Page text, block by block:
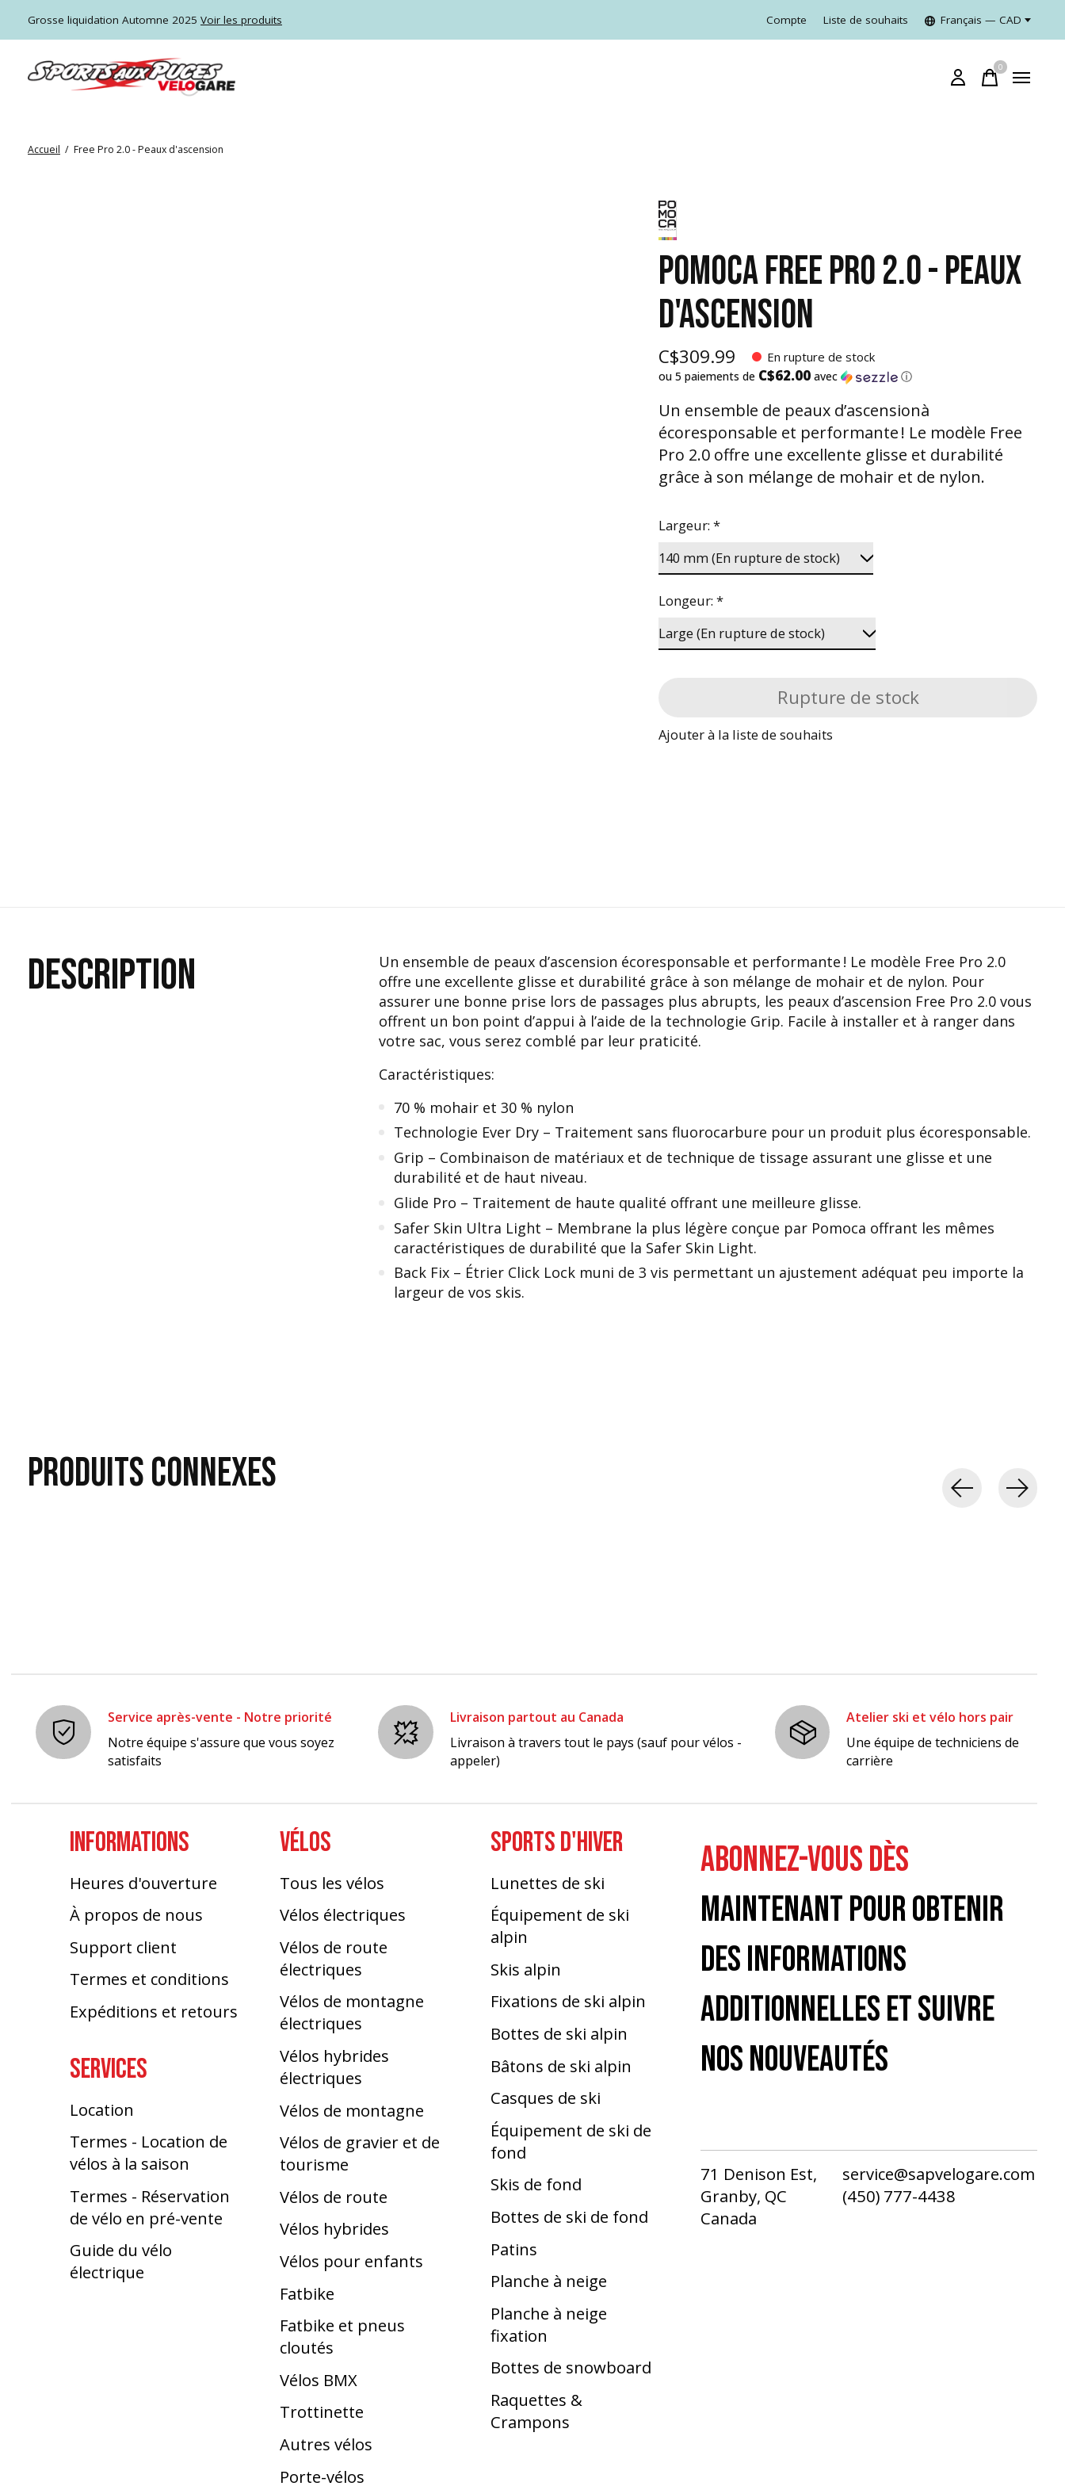
Grosse liquidation Automne 2025 Voir les produits Compte Liste de souhaits Français — CAD
0items
Accueil / Free Pro 2.0 - Peaux d'ascension
POMOCA FREE PRO 2.0 - PEAUX
D'ASCENSION
C$309.99 En rupture de stock
ou 5 paiements de C$62.00 avec ⓘ
Un ensemble de peaux d’ascensionà
écoresponsable et performante ! Le modèle Free
Pro 2.0 offre une excellente glisse et durabilité
grâce à son mélange de mohair et de nylon.
Largeur:*
Longeur:*
Rupture de stock
Ajouter à la liste de souhaits
DESCRIPTION
Un ensemble de peaux d’ascension écoresponsable et performante ! Le modèle Free Pro 2.0
offre une excellente glisse et durabilité grâce à son mélange de mohair et de nylon. Pour
assurer une bonne prise lors de passages plus abrupts, les peaux d’ascension Free Pro 2.0 vous
offrent un bon point d’appui à l’aide de la technologie Grip. Facile à installer et à ranger dans
votre sac, vous serez comblé par leur praticité.
Caractéristiques:
70 % mohair et 30 % nylon
Technologie Ever Dry – Traitement sans fluorocarbure pour un produit plus écoresponsable.
Grip – Combinaison de matériaux et de technique de tissage assurant une glisse et une
durabilité et de haut niveau.
Glide Pro – Traitement de haute qualité offrant une meilleure glisse.
Safer Skin Ultra Light – Membrane la plus légère conçue par Pomoca offrant les mêmes
caractéristiques de durabilité que la Safer Skin Light.
Back Fix – Étrier Click Lock muni de 3 vis permettant un ajustement adéquat peu importe la
largeur de vos skis.
PRODUITSCONNEXES
Service après-vente - Notre priorité
Notre équipe s'assure que vous soyez
satisfaits
Livraison partout au Canada
Livraison à travers tout le pays (sauf pour vélos -
appeler)
Atelier ski et vélo hors pair
Une équipe de techniciens de
carrière
INFORMATIONS
Heures d'ouverture
À propos de nous
Support client
Termes et conditions
Expéditions et retours
SERVICES
Location
Termes - Location de
vélos à la saison
Termes - Réservation
de vélo en pré-vente
Guide du vélo
électrique
VÉLOS
Tous les vélos
Vélos électriques
Vélos de route
électriques
Vélos de montagne
électriques
Vélos hybrides
électriques
Vélos de montagne
Vélos de gravier et de
tourisme
Vélos de route
Vélos hybrides
Vélos pour enfants
Fatbike
Fatbike et pneus
cloutés
Vélos BMX
Trottinette
Autres vélos
Porte-vélos
SPORTS D'HIVER
Lunettes de ski
Équipement de ski
alpin
Skis alpin
Fixations de ski alpin
Bottes de ski alpin
Bâtons de ski alpin
Casques de ski
Équipement de ski de
fond
Skis de fond
Bottes de ski de fond
Patins
Planche à neige
Planche à neige
fixation
Bottes de snowboard
Raquettes &
Crampons
ABONNEZ-VOUS DÈS
MAINTENANT POUR OBTENIR
DES INFORMATIONS
ADDITIONNELLES ET SUIVRE
NOS NOUVEAUTÉS
71 Denison Est,
Granby, QC
Canada
service@sapvelogare.com
(450) 777-4438